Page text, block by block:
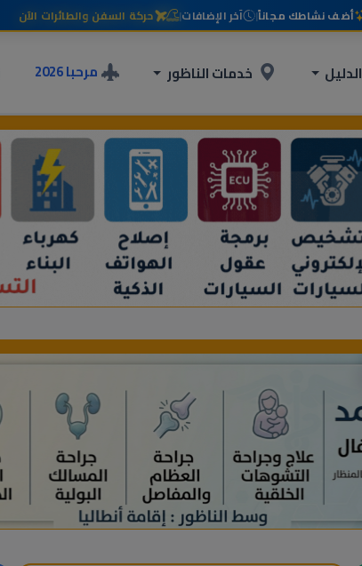
أضف نشاطك مجاناً| آخر الإضافات| حركة السفن والطائرات الآن
الدليل خدمات الناظور مرحبا 2026